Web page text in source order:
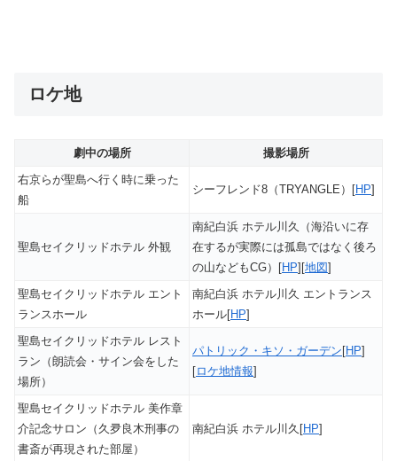
ロケ地
劇中の場所
撮影場所
右京らが聖島へ行く時に乗った
船
シーフレンド8（TRYANGLE）[HP]
聖島セイクリッドホテル 外観
南紀白浜 ホテル川久（海沿いに存
在するが実際には孤島ではなく後ろ
の山などもCG）[HP][地図]
聖島セイクリッドホテル エント
ランスホール
南紀白浜 ホテル川久 エントランス
ホール[HP]
聖島セイクリッドホテル レスト
ラン（朗読会・サイン会をした
場所）
パトリック・キソ・ガーデン[HP]
[ロケ地情報]
聖島セイクリッドホテル 美作章
介記念サロン（久夛良木刑事の
書斎が再現された部屋）
南紀白浜 ホテル川久[HP]